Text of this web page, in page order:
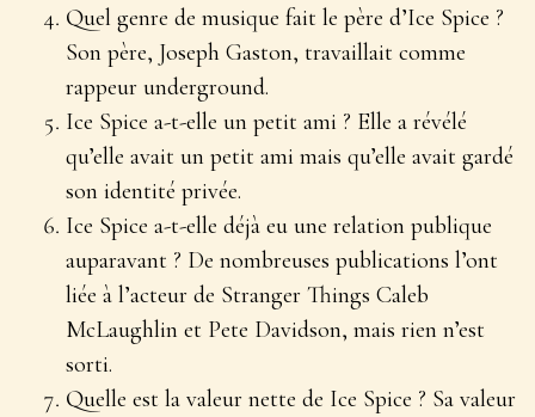
Quel genre de musique fait le père d’Ice Spice ?
Son père, Joseph Gaston, travaillait comme
rappeur underground.
Ice Spice a-t-elle un petit ami ? Elle a révélé
qu’elle avait un petit ami mais qu’elle avait gardé
son identité privée.
Ice Spice a-t-elle déjà eu une relation publique
auparavant ? De nombreuses publications l’ont
liée à l’acteur de Stranger Things Caleb
McLaughlin et Pete Davidson, mais rien n’est
sorti.
Quelle est la valeur nette de Ice Spice ? Sa valeur